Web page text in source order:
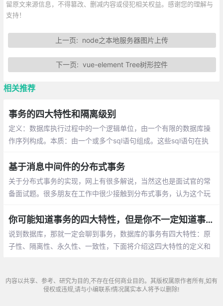
留原文来源信息，不得篡改、删减内容或侵犯相关权益。感谢您的理解与
支持！
上一页: node之本地服务器图片上传
下一页:vue-element Tree树形控件
相关推荐
事务的四大特性和隔离级别
定义：数据库执行过程中的一个逻辑单位，由一个有限的数据库操
作序列构成。本质：由一个或多个sql语句组成。这些sql语句在执
失败。
基于消息中间件的分布式事务
关于分布式事务的实现，网上有很多解说，当然这也是面试官的常
备面试题。很多朋友在工作中很少接触到分布式事务，认为这个玩
分布式事务链路，通信开销实在太多
你可能知道事务的四大特性，但是你不一定知道事务的实现原理
说到数据库，那就一定会聊到事务，数据库的事务有四大特性：原
子性、隔离性、永久性、一致性，下面将介绍这四大特性的定义和
内容以共享、参考、研究为目的,不存在任何商业目的。其版权属原作者所有,如有
侵权或违规,请与小编联系!情况属实本人将予以删除!